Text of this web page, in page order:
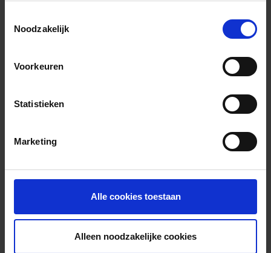
Noodzakelijk
Voorkeuren
Statistieken
Marketing
Alle cookies toestaan
Alleen noodzakelijke cookies